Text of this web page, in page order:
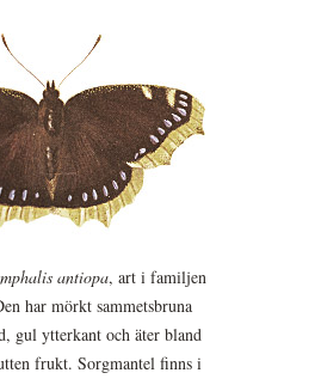
antiopa, art i familjen
har mörkt sammetsbruna
gul ytterkant och äter bland
frukt. Sorgmantel finns i